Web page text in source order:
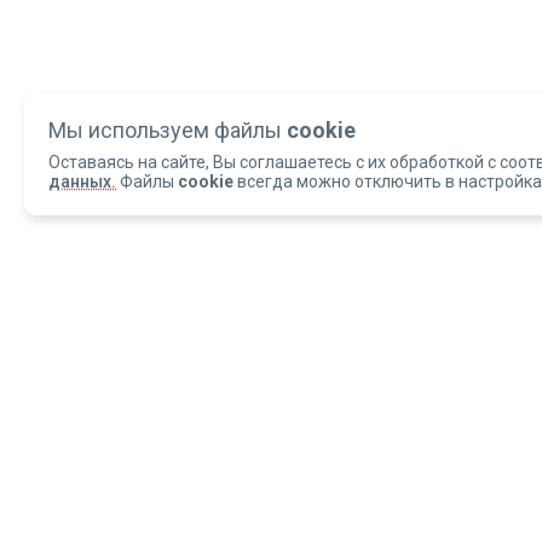
Мы используем файлы cookie
Оставаясь на сайте, Вы соглашаетесь с их обработкой с
данных. Файлы cookieвсегда можно отключить в